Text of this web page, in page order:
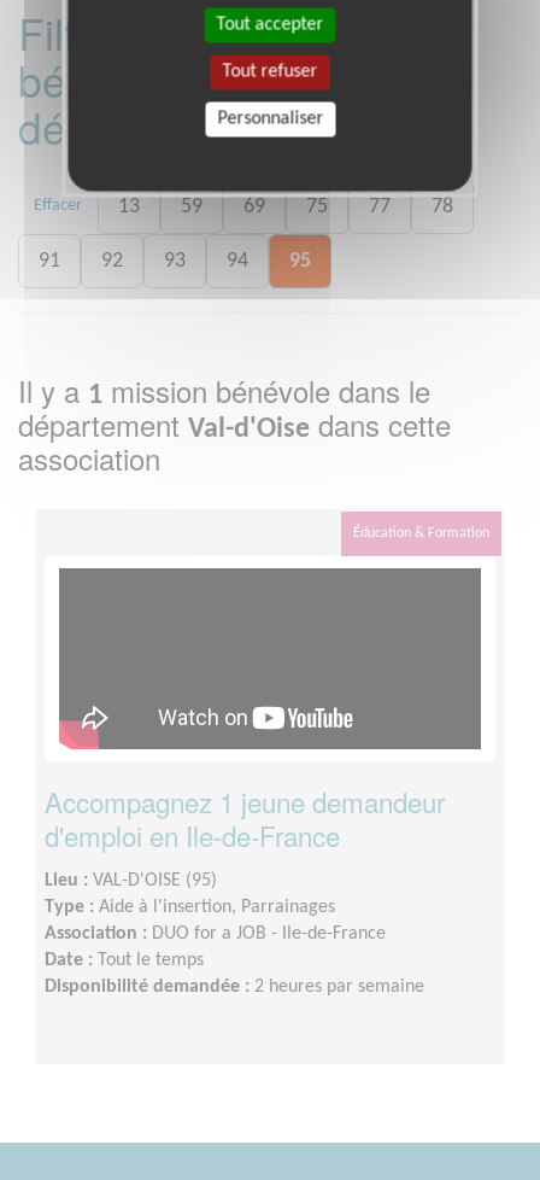
Filtrer les missions
bénévoles par
département :
Effacer 13 59 69 75 77 78
91 92 93 94 95
Il y a 1 mission bénévole dans le
département Val-d'Oise dans cette
association
Éducation & Formation
Accompagnez 1 jeune demandeur
d'emploi en Ile-de-France
Lieu : VAL-D'OISE (95)
Type : Aide à l'insertion, Parrainages
Association : DUO for a JOB - Ile-de-France
Date :
Tout le temps
Disponibilité demandée : 2 heures par semaine
Tout accepter
Tout refuser
Personnaliser